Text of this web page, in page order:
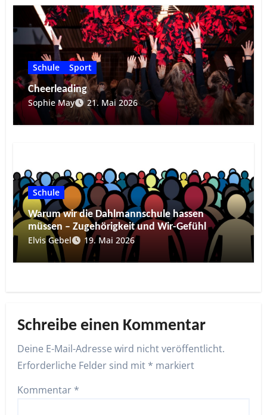
Schule
Sport
Cheerleading
Sophie May
21. Mai 2026
Schule
Warum wir die Dahlmannschule hassen
müssen – Zugehörigkeit und Wir-Gefühl
Elvis Gebel
19. Mai 2026
Schreibe einen Kommentar
Deine E-Mail-Adresse wird nicht veröffentlicht.
Erforderliche Felder sind mit * markiert
Kommentar *